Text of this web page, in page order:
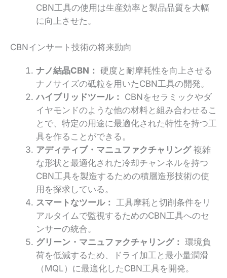
CBN工具の使用は生産効率と製品品質を大幅
に向上させた。
CBNインサート技術の将来動向
ナノ結晶CBN： 硬度と耐摩耗性を向上させる
ナノサイズの砥粒を用いたCBN工具の開発。
ハイブリッドツール：
CBNをセラミックやダ
イヤモンドのような他の材料と組み合わせるこ
とで、特定の用途に最適化された特性を持つ工
具を作ることができる。
アディティブ・マニュファクチャリング複雑
な形状と最適化された冷却チャンネルを持つ
CBN工具を製造するための積層造形技術の使
用を探求している。
スマートなツール：
工具摩耗と切削条件をリ
アルタイムで監視するためのCBN工具へのセ
ンサーの統合。
グリーン・マニュファクチャリング： 環境負
荷を低減するため、ドライ加工と最小量潤滑
（MQL）に最適化したCBN工具を開発。